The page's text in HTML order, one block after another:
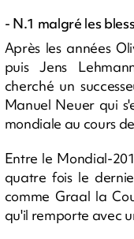
- N.1 malgré les
Après les années
puis Jens
cherché un
Manuel Neuer qui
mondiale au cours
Entre le Mondial-
quatre fois le
comme Graal la
qu'il remporte avec